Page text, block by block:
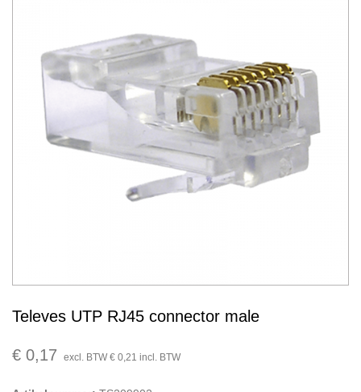
Televes UTP RJ45 connector male
€ 0,17 excl. BTW € 0,21 incl. BTW